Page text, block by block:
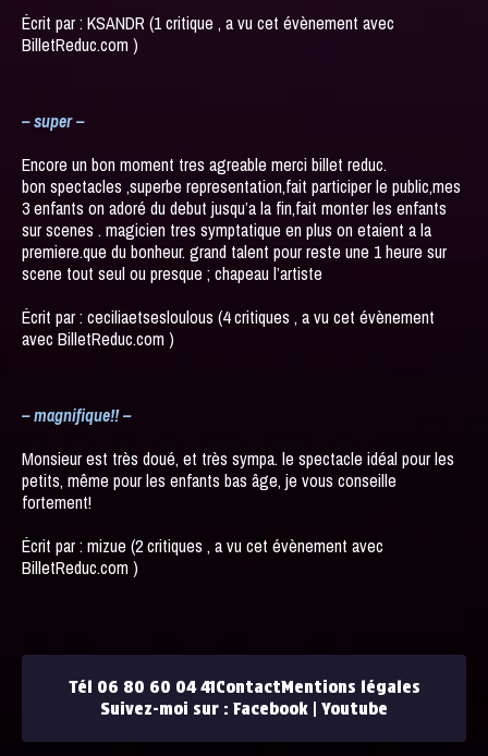
Écrit par : KSANDR (1 critique , a vu cet évènement avec
BilletReduc.com )
– super –
Encore un bon moment tres agreable merci billet reduc.
bon spectacles ,superbe representation,fait participer le public,mes
3 enfants on adoré du debut jusqu’a la fin,fait monter les enfants
sur scenes . magicien tres symptatique en plus on etaient a la
premiere.que du bonheur. grand talent pour reste une 1 heure sur
scene tout seul ou presque ; chapeau l’artiste
Écrit par : ceciliaetsesloulous (4 critiques , a vu cet évènement
avec BilletReduc.com )
– magnifique!! –
Monsieur est très doué, et très sympa. le spectacle idéal pour les
petits, même pour les enfants bas âge, je vous conseille
fortement!
Écrit par : mizue (2 critiques , a vu cet évènement avec
BilletReduc.com )
Tél 06 80 60 04 41ContactMentions légales
Suivez-moi sur : Facebook | Youtube